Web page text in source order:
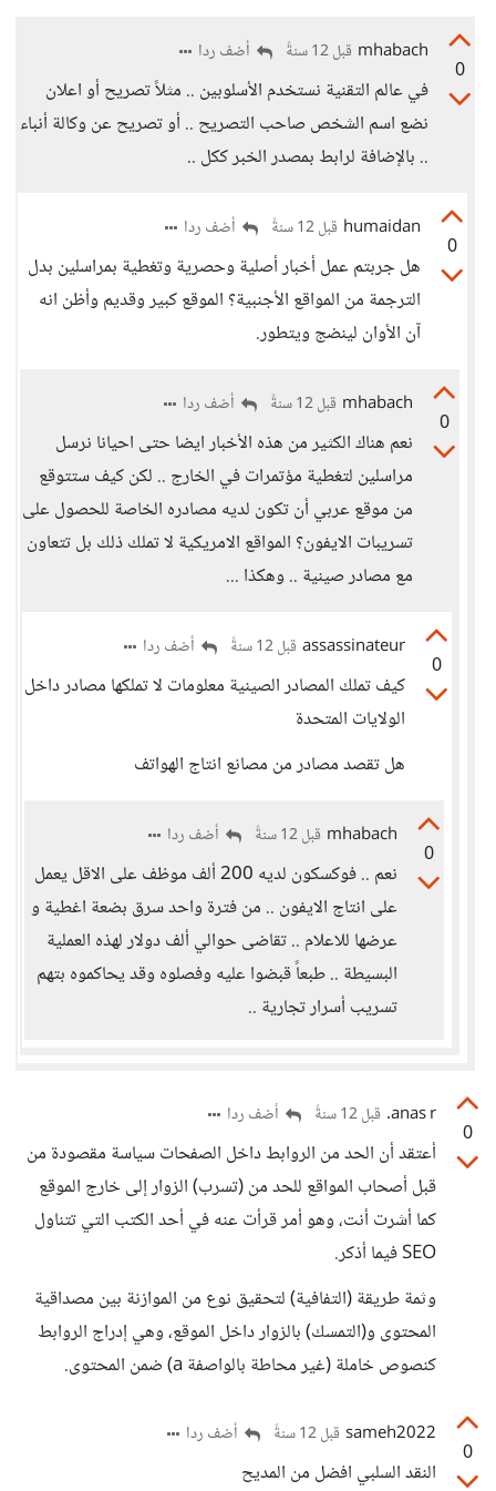
0
mhabach قبل 12 سنةً أضف ردا
في عالم التقنية نستخدم الأسلوبين .. مثلاً تصريح أو اعلان
نضع اسم الشخص صاحب التصريح .. أو تصريح عن وكالة أنباء
.. بالإضافة لرابط بمصدر الخبر ككل ..
0
humaidan قبل 12 سنةً أضف ردا
هل جربتم عمل أخبار أصلية وحصرية وتغطية بمراسلين بدل
الترجمة من المواقع الأجنبية؟ الموقع كبير وقديم وأظن انه
آن الأوان لينضج ويتطور.
0
mhabach قبل 12 سنةً أضف ردا
نعم هناك الكثير من هذه الأخبار ايضا حتى احيانا نرسل
مراسلين لتغطية مؤتمرات في الخارج .. لكن كيف ستتوقع
من موقع عربي أن تكون لديه مصادره الخاصة للحصول على
تسريبات الايفون؟ المواقع الامريكية لا تملك ذلك بل تتعاون
مع مصادر صينية .. وهكذا ...
0
assassinateur قبل 12 سنةً أضف ردا
كيف تملك المصادر الصينية معلومات لا تملكها مصادر داخل
الولايات المتحدة
هل تقصد مصادر من مصانع انتاج الهواتف
0
mhabach قبل 12 سنةً أضف ردا
نعم .. فوكسكون لديه 200 ألف موظف على الاقل يعمل
على انتاج الايفون .. من فترة واحد سرق بضعة اغطية و
عرضها للاعلام .. تقاضى حوالي ألف دولار لهذه العملية
البسيطة .. طبعاً قبضوا عليه وفصلوه وقد يحاكموه بتهم
تسريب أسرار تجارية ..
0
anas r. قبل 12 سنةً أضف ردا
أعتقد أن الحد من الروابط داخل الصفحات سياسة مقصودة من
قبل أصحاب المواقع للحد من (تسرب) الزوار إلى خارج الموقع
كما أشرت أنت، وهو أمر قرأت عنه في أحد الكتب التي تتناول
SEO فيما أذكر.
وثمة طريقة (التفافية) لتحقيق نوع من الموازنة بين مصداقية
المحتوى و(التمسك) بالزوار داخل الموقع، وهي إدراج الروابط
كنصوص خاملة (غير محاطة بالواصفة a) ضمن المحتوى.
0
sameh2022 قبل 12 سنةً أضف ردا
النقد السلبي افضل من المديح